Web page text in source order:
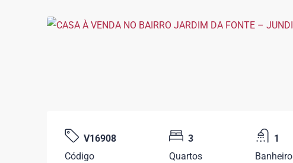
V16908
Código
3
Quartos
1
Banheiro